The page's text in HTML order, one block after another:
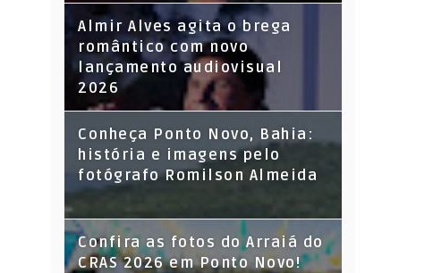
Almir Alves agita o brega
romântico com novo
lançamento audiovisual
2026
Conheça Ponto Novo, Bahia:
história e imagens pelo
fotógrafo Romilson Almeida
Confira as fotos do Arraiá do
CRAS 2026 em Ponto Novo!